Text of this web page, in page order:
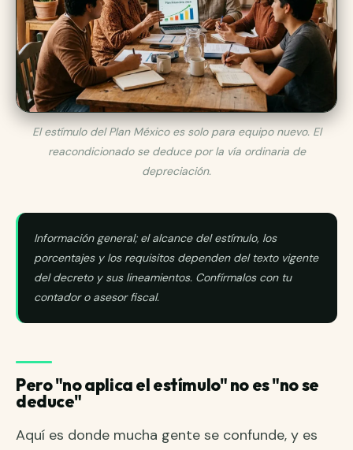
El estímulo del Plan México es solo para equipo nuevo. El
reacondicionado se deduce por la vía ordinaria de
depreciación.
Información general; el alcance del estímulo, los
porcentajes y los requisitos dependen del texto vigente
del decreto y sus lineamientos. Confírmalos con tu
contador o asesor fiscal.
Pero "no aplica el estímulo" no es "no se
deduce"
Aquí es donde mucha gente se confunde, y es